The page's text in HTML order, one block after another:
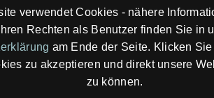
verwendet Cookies - nähere
Rechten als Benutzer finden Sie in
am Ende der Seite. Klicken Sie
zu akzeptieren und direkt unsere
zu können.